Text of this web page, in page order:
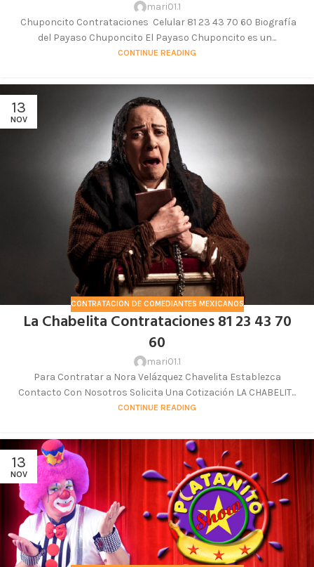
mari01.1
Chuponcito Contrataciones Celular 81 23 43 70 60 Biografía
del Payaso Chuponcito El Payaso Chuponcito es un...
CONTINUE READING
13
NOV
CONTRATACION DE COMEDIANTES MEXICANOS
La Chabelita Contrataciones 81 23 43 70
60
mari01.1
Para Contratar a Nora Velázquez Chavelita Establezca
Contacto Con Nosotros Solicita Una Cotización LA CHABELIT...
CONTINUE READING
13
NOV